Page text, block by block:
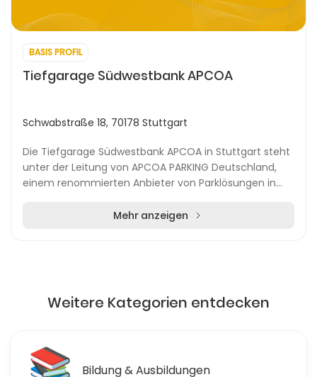
BASIS PROFIL
Tiefgarage Südwestbank APCOA
Schwabstraße 18, 70178 Stuttgart
Die Tiefgarage Südwestbank APCOA in Stuttgart steht
unter der Leitung von APCOA PARKING Deutschland,
einem renommierten Anbieter von Parklösungen in
Mehr anzeigen
Weitere Kategorien entdecken
📚 Bildung & Ausbildungen